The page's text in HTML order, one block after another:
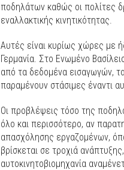
ποδηλάτων καθώς οι πολίτες
εναλλακτικής κινητικότητας.
Αυτές είναι κυρίως χώρες με
Γερμανία. Στο Ενωμένο
από τα δεδομένα εισαγωγών,
παραμένουν στάσιμες έναντι
Οι προβλέψεις τόσο της
όλο και περισσότερο, αν
απασχόλησης εργαζομένων,
βρίσκεται σε τροχιά
αυτοκινητοβιομηχανία